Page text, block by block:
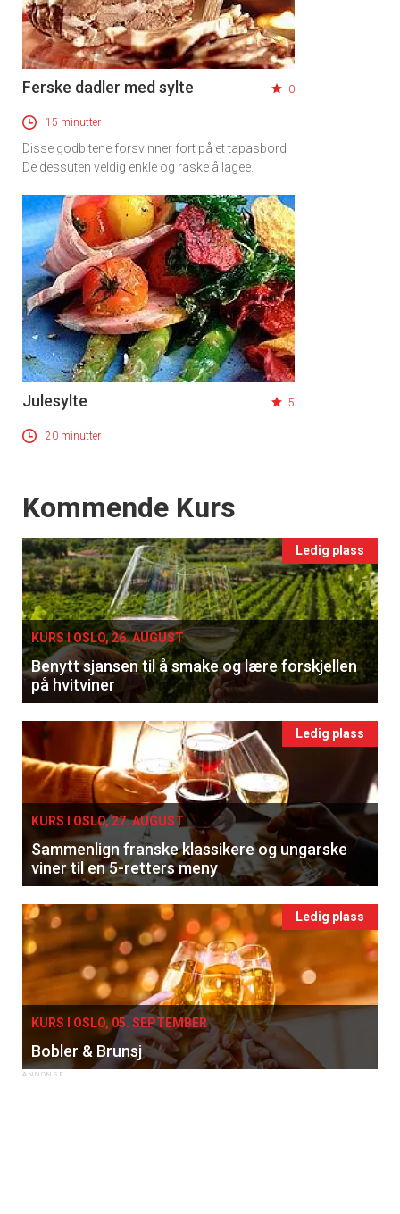
×
Få ukentlige nyhetsbrev fra
Apéritif
Vi tilbyr flere ukentlige nyhetsbrev. Du
kan fritt velge hvilke du ønsker å få
tilsendt.
Registrer deg
Ferske dadler med sylte 0
15 minutter
Disse godbitene forsvinner fort på et tapasbord
De dessuten veldig enkle og raske å lagee.
Julesylte 5
20 minutter
Events
Kommende Kurs
Ledig plass
KURS I OSLO, 26. AUGUST
Benytt sjansen til å smake og lære forskjellen
på hvitviner
Ledig plass
KURS I OSLO, 27. AUGUST
Sammenlign franske klassikere og ungarske
viner til en 5-retters meny
Ledig plass
KURS I OSLO, 05. SEPTEMBER
Bobler & Brunsj